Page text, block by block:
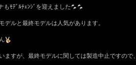
ﾓﾃﾞﾙﾁｪﾝｼﾞを迎えました
デルと最終モデルは人気があります。
すが、最終モデルに関しては製造中止ですので、